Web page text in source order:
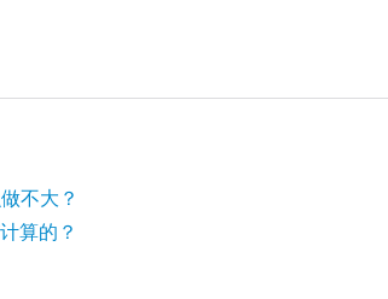
不大？
算的？